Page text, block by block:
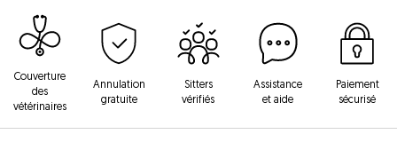
Couverture
des
vétérinaires
Annulation
gratuite
Sitters
vérifiés
Assistance
et aide
Paiement
sécurisé